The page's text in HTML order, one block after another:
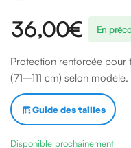
36,00€ En
Protection renforcée pour
(71–111 cm) selon modèle.
Guide des tailles
Disponible prochainement